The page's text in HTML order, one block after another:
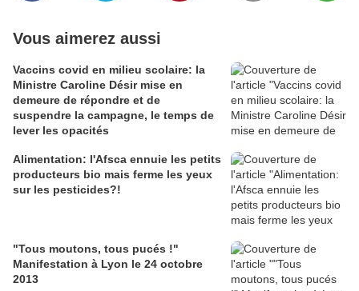
Vous aimerez aussi
Vaccins covid en milieu scolaire: la
Ministre Caroline Désir mise en
demeure de répondre et de
suspendre la campagne, le temps de
lever les opacités
Alimentation: l'Afsca ennuie les petits
producteurs bio mais ferme les yeux
sur les pesticides?!
"Tous moutons, tous pucés !"
Manifestation à Lyon le 24 octobre
2013